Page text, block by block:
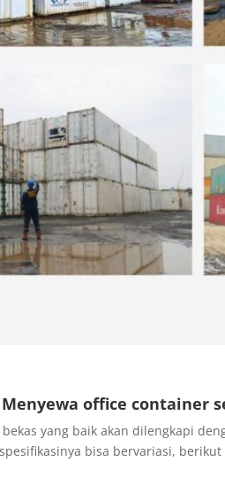
office container
yang baik akan dilengkapi
bisa bervariasi,